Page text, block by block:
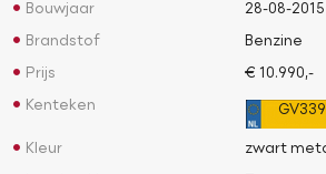
Bouwjaar 28-08-2015
Brandstof Benzine
Prijs € 10.990,-
Kenteken
Kleur zwart